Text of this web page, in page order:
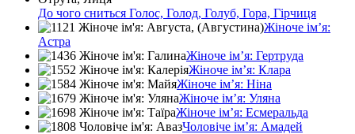
До чого сниться Голос, Голод, Голуб, Гора, Гірчиця
Жіноче ім’я:
Астра
Жіноче ім’я: Гертруда
Жіноче ім’я: Клара
Жіноче ім’я: Ніна
Жіноче ім’я: Уляна
Жіноче ім’я: Есмеральда
Чоловіче ім’я: Амадей